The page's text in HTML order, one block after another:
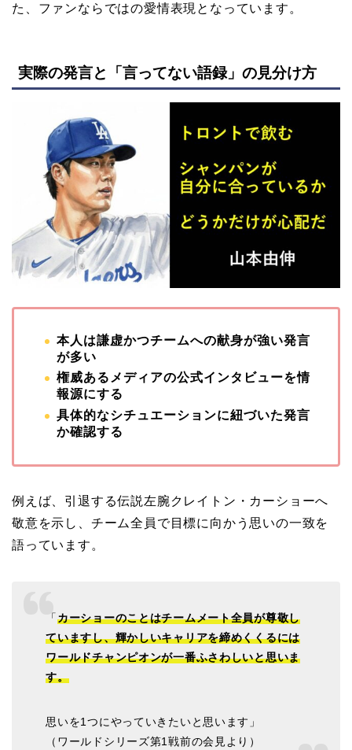
た、ファンならではの愛情表現となっています。
実際の発言と「言ってない語録」の見分け方
本人は謙虚かつチームへの献身が強い発言
が多い
権威あるメディアの公式インタビューを情
報源にする
具体的なシチュエーションに紐づいた発言
か確認する
例えば、引退する伝説左腕クレイトン・カーショーへ
敬意を示し、チーム全員で目標に向かう思いの一致を
語っています。
「カーショーのことはチームメート全員が尊敬し
ていますし、輝かしいキャリアを締めくくるには
ワールドチャンピオンが一番ふさわしいと思いま
す。
思いを1つにやっていきたいと思います」
（ワールドシリーズ第1戦前の会見より）